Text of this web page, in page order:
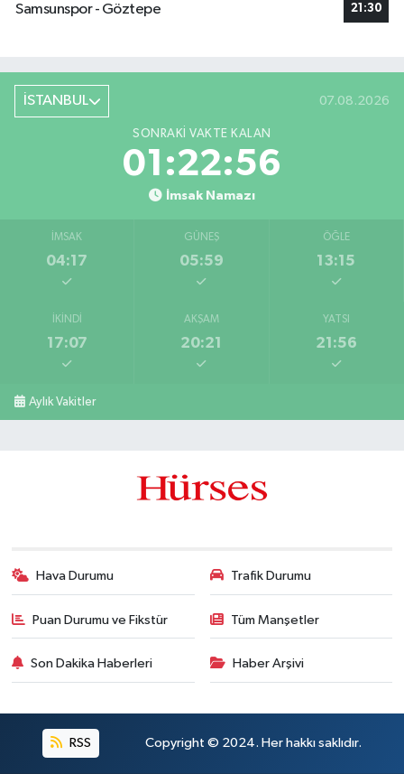
Samsunspor - Göztepe
21:30
İSTANBUL 07.08.2026
SONRAKI VAKTE KALAN
01:22:55
İmsak Namazı
İMSAK
04:17
GÜNEŞ
05:59
ÖĞLE
13:15
İKINDI
17:07
AKŞAM
20:21
YATSI
21:56
Aylık Vakitler
Hava Durumu Trafik Durumu
Puan Durumu ve Fikstür Tüm Manşetler
Son Dakika Haberleri Haber Arşivi
RSS Copyright © 2024. Her hakkı saklıdır.